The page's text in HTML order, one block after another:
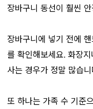
장바구니 동선이 훨씬
장바구니에 넣기 전에
를 확인해보세요. 화장
사는 경우가 정말 많습니
또 하나는 가족 수 기준